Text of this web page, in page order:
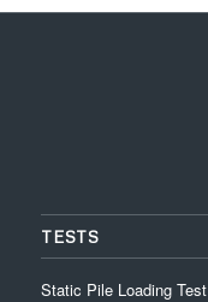
TESTS
Static Pile Loading Test